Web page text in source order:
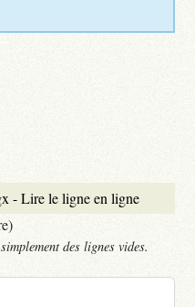
des lignes vides.